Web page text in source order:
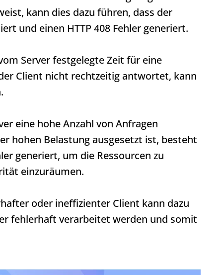
kann dies dazu führen, dass der
und einen HTTP 408 Fehler generiert.
Server festgelegte Zeit für eine
Client nicht rechtzeitig antwortet, kann
eine hohe Anzahl von Anfragen
hohen Belastung ausgesetzt ist, besteht
generiert, um die Ressourcen zu
einzuräumen.
oder ineffizienter Client kann dazu
fehlerhaft verarbeitet werden und somit